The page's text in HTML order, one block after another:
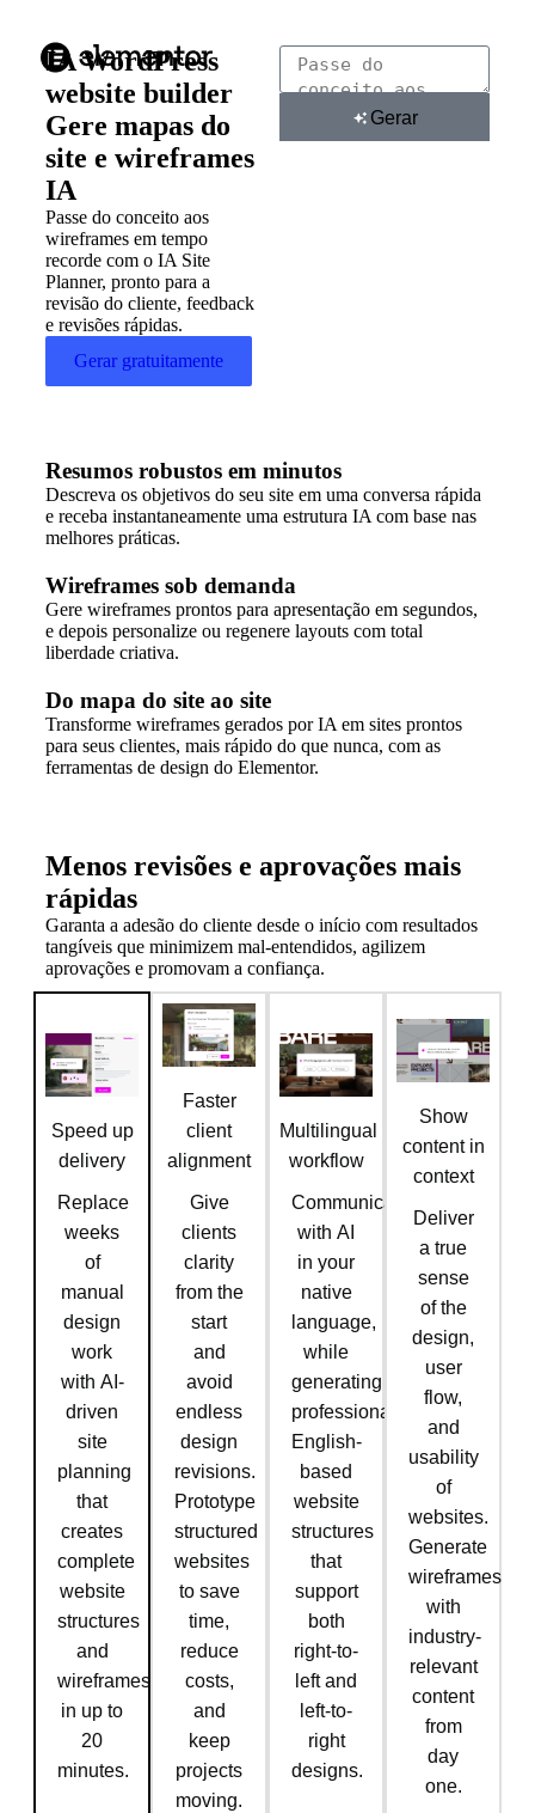
IA WordPress
website builder
Gere mapas do
site e wireframes
IA
Passe do conceito aos
wireframes em tempo
recorde com o IA Site
Planner, pronto para a
revisão do cliente, feedback
e revisões rápidas.
Gerar gratuitamente
Gerar
Resumos robustos em minutos
Descreva os objetivos do seu site em uma conversa rápida
e receba instantaneamente uma estrutura IA com base nas
melhores práticas.
Wireframes sob demanda
Gere wireframes prontos para apresentação em segundos,
e depois personalize ou regenere layouts com total
liberdade criativa.
Do mapa do site ao site
Transforme wireframes gerados por IA em sites prontos
para seus clientes, mais rápido do que nunca, com as
ferramentas de design do Elementor.
Menos revisões e aprovações mais
rápidas
Garanta a adesão do cliente desde o início com resultados
tangíveis que minimizem mal-entendidos, agilizem
aprovações e promovam a confiança.
Speed up
delivery
Replace
weeks
of
manual
design
work
with AI-
driven
site
planning
that
creates
complete
website
structures
and
wireframes
in up to
20
minutes.
Faster
client
alignment
Give
clients
clarity
from the
start
and
avoid
endless
design
revisions.
Prototype
structured
websites
to save
time,
reduce
costs,
and
keep
projects
moving.
Multilingual
workflow
Communicate
with AI
in your
native
language,
while
generating
professional,
English-
based
website
structures
that
support
both
right-to-
left and
left-to-
right
designs.
Show
content in
context
Deliver
a true
sense
of the
design,
user
flow,
and
usability
of
websites.
Generate
wireframes
with
industry-
relevant
content
from
day
one.